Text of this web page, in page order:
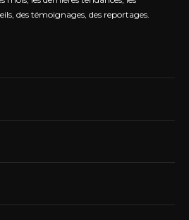
des témoignages, des reportages.